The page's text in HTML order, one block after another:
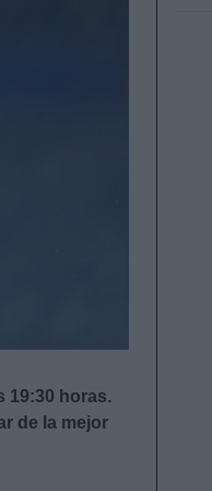
19:30 horas.
de la mejor